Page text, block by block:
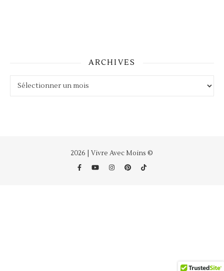
ARCHIVES
2026 | Vivre Avec Moins ©